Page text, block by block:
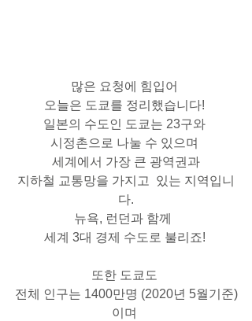
많은 요청에 힘입어
오늘은 도쿄를 정리했습니다!
일본의 수도인 도쿄는 23구와
시정촌으로 나눌 수 있으며
세계에서 가장 큰 광역권과
지하철 교통망을 가지고  있는 지역입니
다.
뉴욕, 런던과 함께
세계 3대 경제 수도로 불리죠!
또한 도쿄도
전체 인구는 1400만명 (2020년 5월기준)
이며